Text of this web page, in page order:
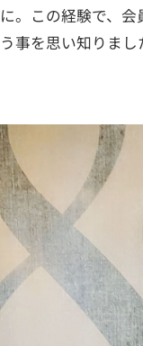
に。この経験で、
う事を思い知りまし